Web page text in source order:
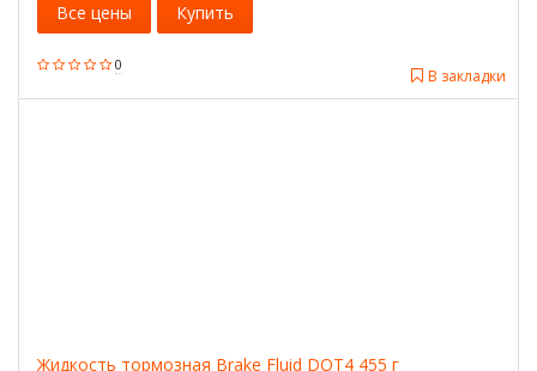
0
В закладки
Все цены Купить
Жидкость тормозная Brake Fluid DOT4 455 г